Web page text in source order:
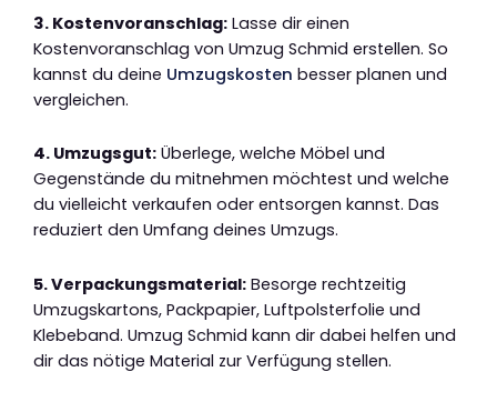
3. Kostenvoranschlag: Lasse dir einen
Kostenvoranschlag von Umzug Schmid erstellen. So
kannst du deine Umzugskosten besser planen und
vergleichen.
4. Umzugsgut: Überlege, welche Möbel und
Gegenstände du mitnehmen möchtest und welche
du vielleicht verkaufen oder entsorgen kannst. Das
reduziert den Umfang deines Umzugs.
5. Verpackungsmaterial: Besorge rechtzeitig
Umzugskartons, Packpapier, Luftpolsterfolie und
Klebeband. Umzug Schmid kann dir dabei helfen und
dir das nötige Material zur Verfügung stellen.